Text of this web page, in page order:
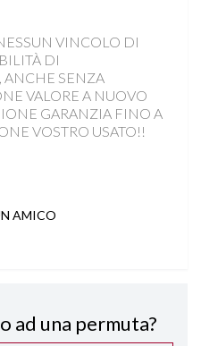
USB
PELLE
STRADALE
VINCOLO DI
DI
ANCHE SENZA
VALORE A NUOVO
GARANZIA FINO A
VOSTRO USATO!!
AMICO
ad una permuta?